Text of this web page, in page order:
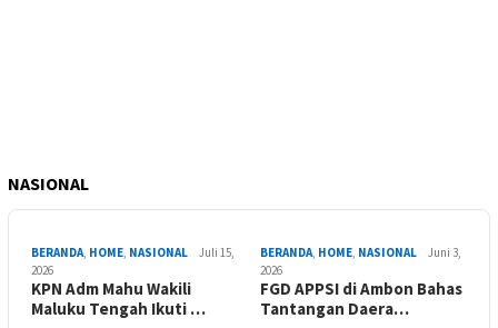
NASIONAL
BERANDA, HOME, NASIONAL
Juli 15,
2026
KPN Adm Mahu Wakili
Maluku Tengah Ikuti …
BERANDA, HOME, NASIONAL
Juni 3,
2026
FGD APPSI di Ambon Bahas
Tantangan Daera…